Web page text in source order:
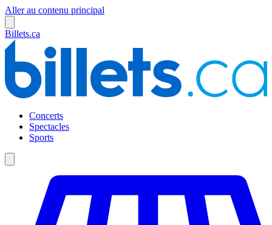
Aller au contenu principal
Billets.ca
Concerts
Spectacles
Sports